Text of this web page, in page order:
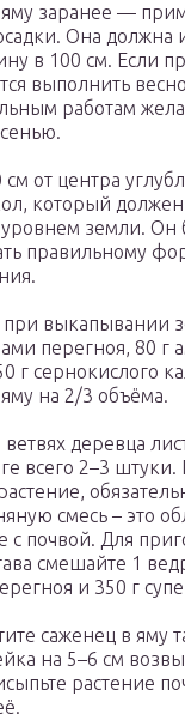
яму заранее —
Она должна
в 100 см. Если
выполнить
работам
см от центра
который
земли. Он
правильному
выкапывании
перегноя, 80 г
г сернокислого
на 2/3 объёма.
деревца
всего 2–3
смесь – это
с почвой. Для
смешайте 1
и 350 г
саженец в яму
на 5–6 см
растение